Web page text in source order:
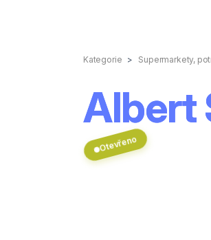
Kategorie Supermarkety,
Albert
Otevřeno